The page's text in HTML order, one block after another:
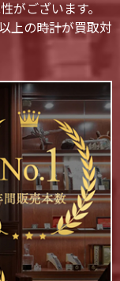
がございます。
上の時計が買取対